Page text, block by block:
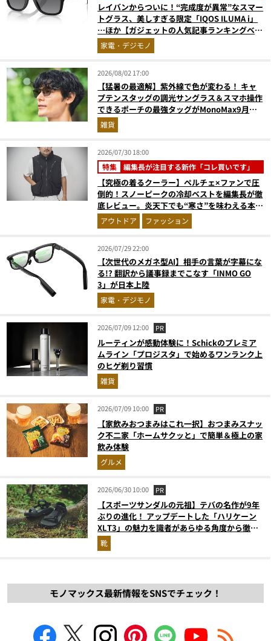
レイバンからついに！“完成度が異常”なスマー
トグラス、美しすぎる限定「IQOS ILUMA i」
…ほか【ガジェットの人気記事ランキングベス
ト3】（2026年6月版）
家電・デジモノ
2026/08/02 17:00
【猛暑の最適解】紫外線で色が変わる！ キャ
プテンスタッグの調光サングラス＆スマホ操作
できるポーチの最強タッグがMonoMax9月号
増刊付録に登場
雑貨
2026/07/30 18:00
特集 編集長が注目する新作「コレ買いです」
【究極の着るクーラー】ペルチェ×ファンで圧
倒的！スノーピークの冷却ベストを編集長が徹
底レビュー。炎天下でも“寒さ”を味わえる本気
のギア『コレ買いです』Vol.172
アウトドア ファッション
2026/07/29 22:00
【次世代のメガネ型AI】相手の言葉が字幕にな
る!? 翻訳から議事録までこなす「INMO GO
3」が日本上陸
家電・デジモノ
2026/07/09 12:00 PR
ルーティンが感動体験に！Schickのプレミア
ムライン「プロジスタ」で始めるワンランク上
のヒゲ剃り習慣
雑貨
2026/07/09 10:00 PR
【家飲みおつまみはこれ一択】おつまみスナッ
ク不二家「ホームサクッと」で簡単＆極上の家
飲み体験
グルメ
2026/06/30 10:00 PR
【スポーツサンダルの元祖】テバの名作が9年
ぶりの進化！ アップデートした「ハリケーン
XLT3」の魅力を識者があらゆる角度から徹底
解説！
靴
モノマックス最新情報をSNSでチェック！